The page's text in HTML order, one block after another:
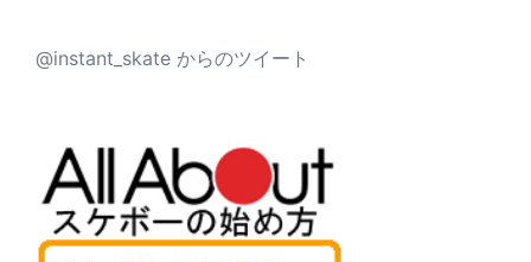
@instant_skate からのツイート